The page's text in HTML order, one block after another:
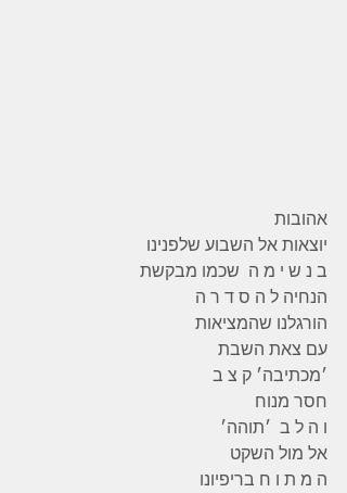
אהובות
יוצאות אל השבוע שלפנינו
ב נ ש י מ ה  שכמו מבקשת
הנחיה ל ה ס ד ר ה
הורגלנו שהמציאות
עם צאת השבת
׳מכתיבה׳ ק צ ב
חסר מנוח
ו ה ל ב  ׳תוהה׳
אל מול השקט
ה מ ת ו ח בריפיונו